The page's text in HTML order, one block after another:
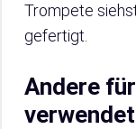
Trompete
gefertigt.
Andere